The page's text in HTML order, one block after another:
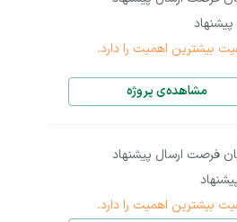
پیشنهاد
بیشترین اهمیت را دارد.
مشاهده‌ی پروژه
فرصت ارسال پیشنهاد
بیشترین اهمیت را دارد.